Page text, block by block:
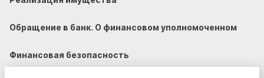
Обращение в банк. О финансовом уполномоченном
Финансовая безопасность